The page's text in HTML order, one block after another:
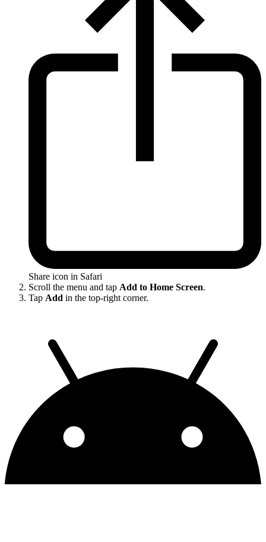
Share icon in Safari
Scroll the menu and tap Add to Home Screen.
Tap Add in the top-right corner.